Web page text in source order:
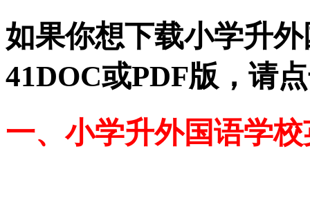
如果你想下载小学升
41DOC或PDF版，请
一、小学升外国语学